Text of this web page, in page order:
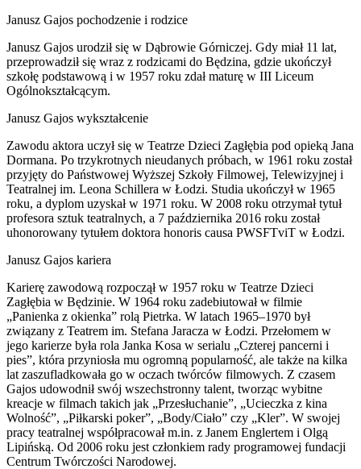
Janusz Gajos pochodzenie i rodzice
Janusz Gajos urodził się w Dąbrowie Górniczej. Gdy miał 11 lat,
przeprowadził się wraz z rodzicami do Będzina, gdzie ukończył
szkołę podstawową i w 1957 roku zdał maturę w III Liceum
Ogólnokształcącym.
Janusz Gajos wykształcenie
Zawodu aktora uczył się w Teatrze Dzieci Zagłębia pod opieką Jana
Dormana. Po trzykrotnych nieudanych próbach, w 1961 roku został
przyjęty do Państwowej Wyższej Szkoły Filmowej, Telewizyjnej i
Teatralnej im. Leona Schillera w Łodzi. Studia ukończył w 1965
roku, a dyplom uzyskał w 1971 roku. W 2008 roku otrzymał tytuł
profesora sztuk teatralnych, a 7 października 2016 roku został
uhonorowany tytułem doktora honoris causa PWSFTviT w Łodzi.
Janusz Gajos kariera
Karierę zawodową rozpoczął w 1957 roku w Teatrze Dzieci
Zagłębia w Będzinie. W 1964 roku zadebiutował w filmie
„Panienka z okienka” rolą Pietrka. W latach 1965–1970 był
związany z Teatrem im. Stefana Jaracza w Łodzi. Przełomem w
jego karierze była rola Janka Kosa w serialu „Czterej pancerni i
pies”, która przyniosła mu ogromną popularność, ale także na kilka
lat zaszufladkowała go w oczach twórców filmowych. Z czasem
Gajos udowodnił swój wszechstronny talent, tworząc wybitne
kreacje w filmach takich jak „Przesłuchanie”, „Ucieczka z kina
Wolność”, „Piłkarski poker”, „Body/Ciało” czy „Kler”. W swojej
pracy teatralnej współpracował m.in. z Janem Englertem i Olgą
Lipińską. Od 2006 roku jest członkiem rady programowej fundacji
Centrum Twórczości Narodowej.